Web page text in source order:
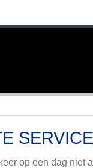
SERVICE
op een dag niet